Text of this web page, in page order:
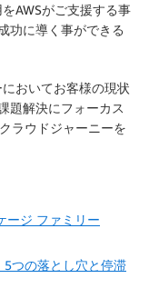
AWSがご支援する事
功に導く事ができる
おいてお客様の現状
題解決にフォーカス
ラウドジャーニーを
ージ ファミリー
つの落とし穴と停滞